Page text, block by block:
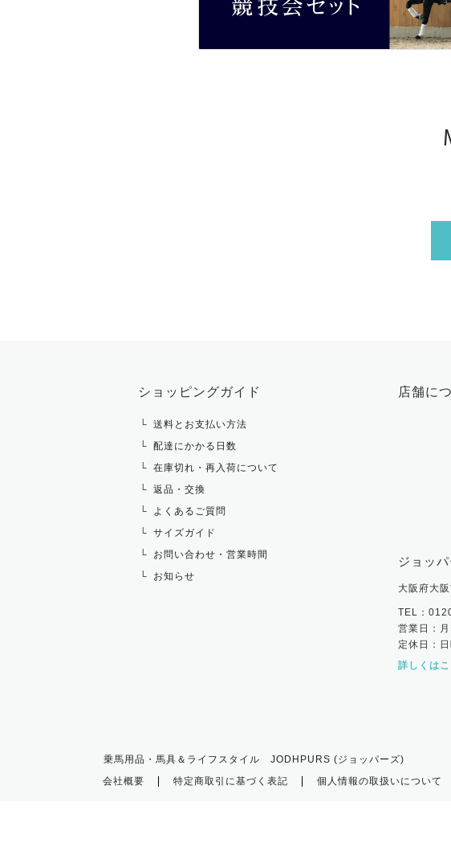
ショッピングガイド
送料とお支払い方法
配達にかかる日数
在庫切れ・再入荷について
返品・交換
よくあるご質問
サイズガイド
お問い合わせ・営業時間
お知らせ
店舗に
ジョッ
大阪府大
TEL：
営業日：
定休日：
詳しくは
乗馬用品・馬具＆ライフスタイル JODHPURS (ジョッパーズ)
会社概要
特定商取引に基づく表記 個人情報の取扱いについて